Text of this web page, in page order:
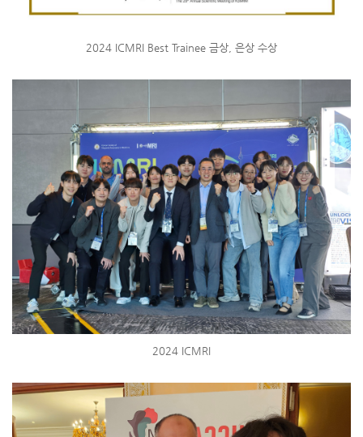
2024 ICMRI Best Trainee 금상, 은상 수상
2024 ICMRI